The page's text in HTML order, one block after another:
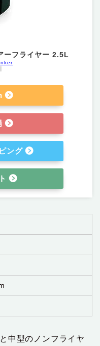
ーフライヤー 2.5L
ング
中型のノンフライヤ